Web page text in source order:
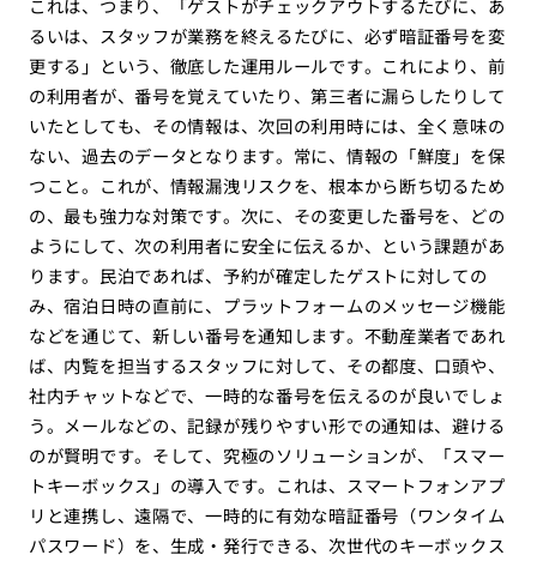
これは、つまり、「ゲストがチェックアウトするたびに、あ
るいは、スタッフが業務を終えるたびに、必ず暗証番号を変
更する」という、徹底した運用ルールです。これにより、前
の利用者が、番号を覚えていたり、第三者に漏らしたりして
いたとしても、その情報は、次回の利用時には、全く意味の
ない、過去のデータとなります。常に、情報の「鮮度」を保
つこと。これが、情報漏洩リスクを、根本から断ち切るため
の、最も強力な対策です。次に、その変更した番号を、どの
ようにして、次の利用者に安全に伝えるか、という課題があ
ります。民泊であれば、予約が確定したゲストに対しての
み、宿泊日時の直前に、プラットフォームのメッセージ機能
などを通じて、新しい番号を通知します。不動産業者であれ
ば、内覧を担当するスタッフに対して、その都度、口頭や、
社内チャットなどで、一時的な番号を伝えるのが良いでしょ
う。メールなどの、記録が残りやすい形での通知は、避ける
のが賢明です。そして、究極のソリューションが、「スマー
トキーボックス」の導入です。これは、スマートフォンアプ
リと連携し、遠隔で、一時的に有効な暗証番号（ワンタイム
パスワード）を、生成・発行できる、次世代のキーボックス